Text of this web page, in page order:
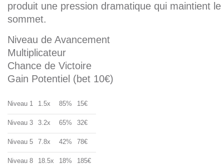
produit une pression dramatique qui maintient
sommet.
Niveau de Avancement
Multiplicateur
Chance de Victoire
Gain Potentiel (bet 10€)
Niveau 1 1.5x 85% 15€
Niveau 3 3.2x 65% 32€
Niveau 5 7.8x 42% 78€
Niveau 8 18.5x 18% 185€